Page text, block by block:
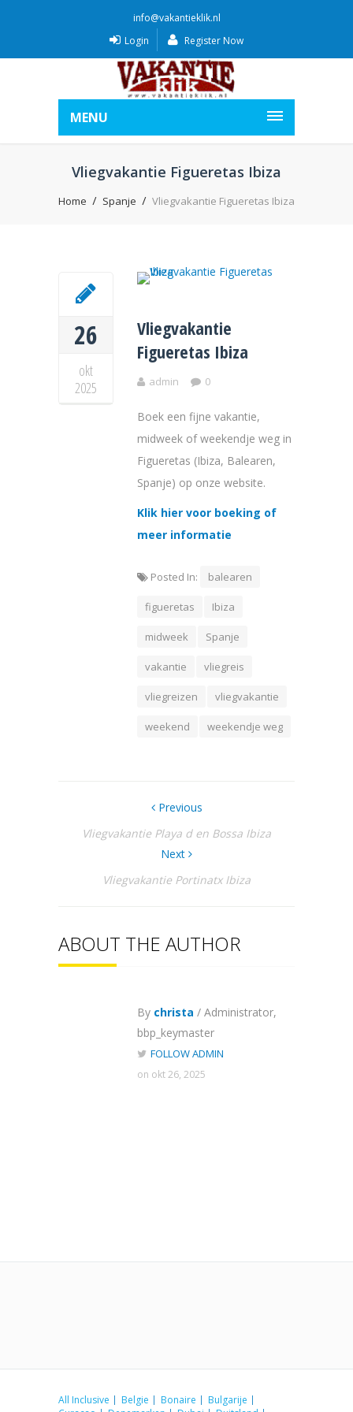
info@vakantieklik.nl
Login
Register Now
MENU
Vliegvakantie Figueretas Ibiza
Home Spanje Vliegvakantie Figueretas Ibiza
26
okt
2025
Vliegvakantie
Figueretas Ibiza
admin 0
Boek een fijne vakantie,
midweek of weekendje weg in
Figueretas (Ibiza, Balearen,
Spanje) op onze website.
Klik hier voor boeking of
meer informatie
Posted In: balearen
figueretas Ibiza
midweek Spanje
vakantie vliegreis
vliegreizen vliegvakantie
weekend weekendje weg
Previous
Vliegvakantie Playa d en Bossa Ibiza
Next
Vliegvakantie Portinatx Ibiza
ABOUT THE AUTHOR
By christa / Administrator,
bbp_keymaster
FOLLOW ADMIN
on okt 26, 2025
All Inclusive Belgie Bonaire
Bulgarije